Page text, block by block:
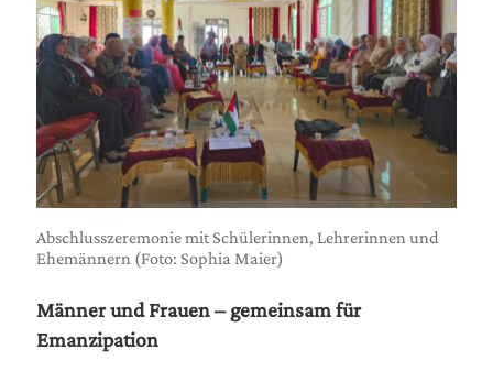
Abschluss­ze­re­mo­nie mit Schü­le­rin­nen, Leh­re­rin­nen und
Ehe­män­nern (Foto: Sophia Maier)
Män­ner und Frau­en – gemein­sam für
Emanzipation